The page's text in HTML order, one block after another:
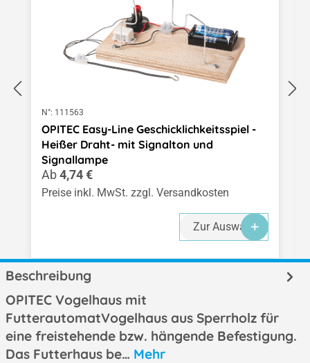
N°: 111563
OPITEC Easy-Line Geschicklichkeitsspiel -
Heißer Draht- mit Signalton und
Signallampe
Regulärer Preis:
Ab4,74 €
Preise inkl. MwSt. zzgl. Versandkosten
Zur Auswahl
Beschreibung
OPITEC Vogelhaus mit
FutterautomatVogelhaus aus Sperrholz für
eine freistehende bzw. hängende Befestigung.
Das Futterhaus be… Mehr